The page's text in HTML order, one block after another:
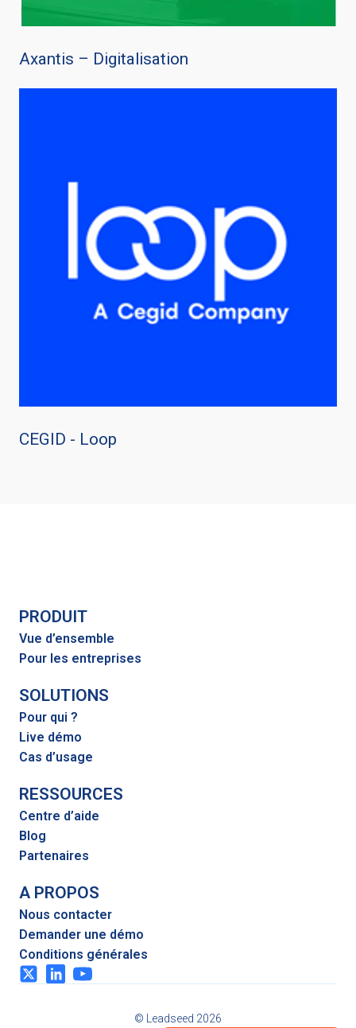
Axantis – Digitalisation
CEGID - Loop
PRODUIT
Vue d’ensemble
Pour les entreprises
SOLUTIONS
Pour qui ?
Live démo
Cas d’usage
RESSOURCES
Centre d’aide
Blog
Partenaires
A PROPOS
Nous contacter
Demander une démo
Conditions générales
© Leadseed 2026